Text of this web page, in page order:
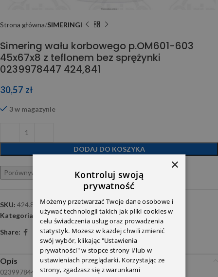
Strona główna SIMERINGI
Simering wału korbowego p.OM601-603
45x67x8 z teflonem bez sprężynki
0239978447 424,841
30,57 zł
3 w magazynie
DODAJ DO KOSZYKA
Porównywarka Ulubione
SKU: 424.841
Kategoria:
SIMERINGI
Share:
Opis
0239978447
×
Kontroluj swoją
prywatność
Możemy przetwarzać Twoje dane osobowe i
używać technologii takich jak pliki cookies w
celu świadczenia usług oraz prowadzenia
statystyk. Możesz w każdej chwili zmienić
swój wybór, klikając "Ustawienia
prywatności" w stopce strony i/lub w
ustawieniach przeglądarki. Korzystając ze
strony, zgadzasz się z warunkami